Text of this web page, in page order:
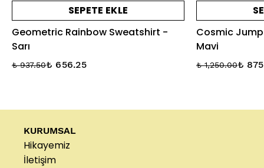
SEPETE EKLE
Geometric Rainbow Sweatshirt -
Sarı
₺ 937.50₺ 656.25
Cosmic
Mavi
₺ 1,250.00₺
KURUMSAL
Hikayemiz
İletişim